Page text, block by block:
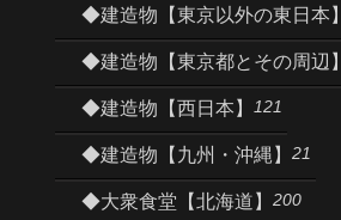
◆建造物【東京以外の東日本】
◆建造物【東京都とその周辺】
◆建造物【西日本】 121
◆建造物【九州・沖縄】 21
◆大衆食堂【北海道】 200